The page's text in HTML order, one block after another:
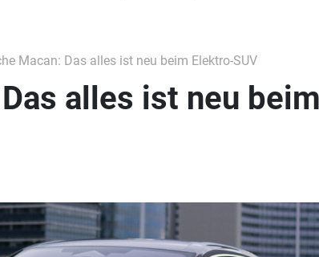
Macan: Das alles ist neu beim Elektro-SUV
alles ist neu beim